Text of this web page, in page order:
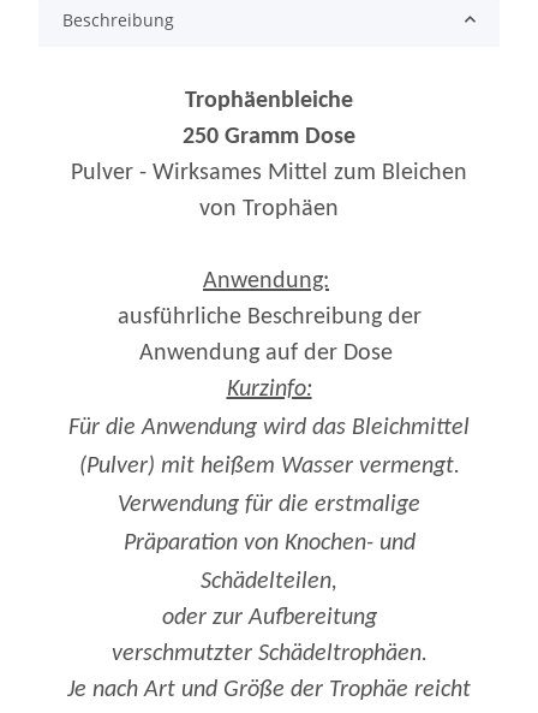
Beschreibung
Trophäenbleiche
250 Gramm Dose
Pulver - Wirksames Mittel zum Bleichen
von Trophäen
Anwendung:
ausführliche Beschreibung der
Anwendung auf der Dose
Kurzinfo:
Für die Anwendung wird das Bleichmittel
(Pulver) mit heißem Wasser vermengt.
Verwendung für die erstmalige
Präparation von Knochen- und
Schädelteilen,
oder zur Aufbereitung
verschmutzter Schädeltrophäen.
Je nach Art und Größe der Trophäe reicht